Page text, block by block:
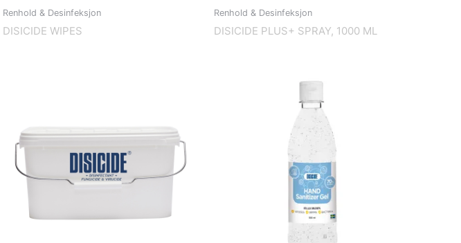
Renhold & Desinfeksjon
DISICIDE WIPES
Renhold & Desinfeksjon
DISICIDE PLUS+ SPRAY, 1000 ML